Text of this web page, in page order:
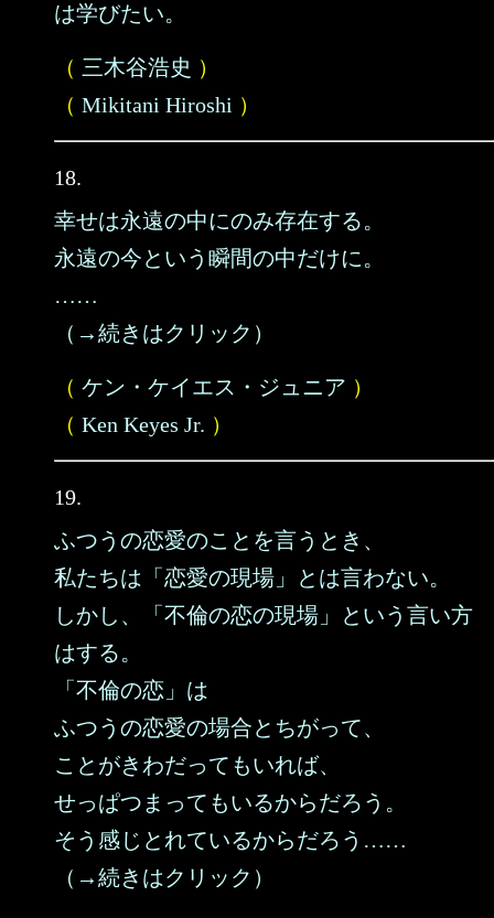
は学びたい。
（ 三木谷浩史 ）
（ Mikitani Hiroshi ）
18.
幸せは永遠の中にのみ存在する。
永遠の今という瞬間の中だけに。
……
（→続きはクリック）
（ ケン・ケイエス・ジュニア ）
（ Ken Keyes Jr. ）
19.
ふつうの恋愛のことを言うとき、
私たちは「恋愛の現場」とは言わない。
しかし、「不倫の恋の現場」という言い方
はする。
「不倫の恋」は
ふつうの恋愛の場合とちがって、
ことがきわだってもいれば、
せっぱつまってもいるからだろう。
そう感じとれているからだろう……
（→続きはクリック）